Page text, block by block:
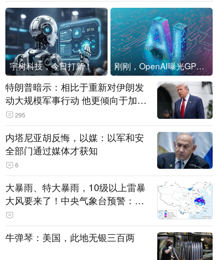
宇树科技，今日打新！ 刚刚，OpenAI曝光GPT-6！传10万亿参数，8月强行发布
特朗普暗示：相比于重新对伊朗发
动大规模军事行动 他更倾向于加大
经济施压
295
内塔尼亚胡反悔，以媒：以军和安
全部门通过媒体才获知
6
大暴雨、特大暴雨，10级以上雷暴
大风要来了！中央气象台预警：今
天到明天，浙江、安徽有特大暴雨
牛弹琴：美国，此地无银三百两